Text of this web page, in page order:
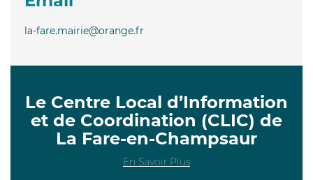
la-fare.mairie@orange.fr
Le Centre Local d’Information
et de Coordination (CLIC) de
La Fare-en-Champsaur
En Savoir Plus